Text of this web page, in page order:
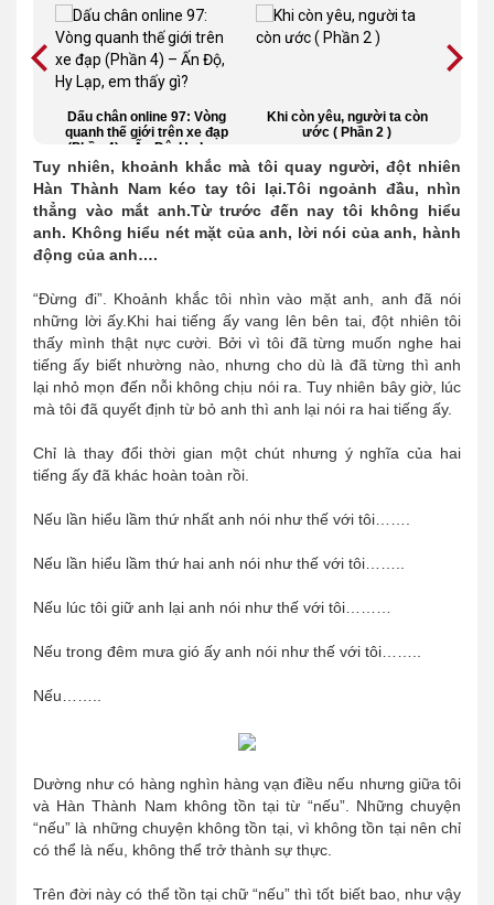
Dấu chân online 97: Vòng
quanh thế giới trên xe đạp
(Phần 4) – Ấn Độ, Hy Lạp,
em thấy gì?
Khi còn yêu, người ta còn
ước ( Phần 2 )
Tuy nhiên, khoảnh khắc mà tôi quay người, đột nhiên
Hàn Thành Nam kéo tay tôi lại.Tôi ngoảnh đầu, nhìn
thẳng vào mắt anh.Từ trước đến nay tôi không hiểu
anh. Không hiểu nét mặt của anh, lời nói của anh, hành
động của anh….
“Đừng đi”. Khoảnh khắc tôi nhìn vào mặt anh, anh đã nói
những lời ấy.Khi hai tiếng ấy vang lên bên tai, đột nhiên tôi
thấy mình thật nực cười. Bởi vì tôi đã từng muốn nghe hai
tiếng ấy biết nhường nào, nhưng cho dù là đã từng thì anh
lại nhỏ mọn đến nỗi không chịu nói ra. Tuy nhiên bây giờ, lúc
mà tôi đã quyết định từ bỏ anh thì anh lại nói ra hai tiếng ấy.
Chỉ là thay đổi thời gian một chút nhưng ý nghĩa của hai
tiếng ấy đã khác hoàn toàn rồi.
Nếu lần hiểu lầm thứ nhất anh nói như thế với tôi…….
Nếu lần hiểu lầm thứ hai anh nói như thế với tôi……..
Nếu lúc tôi giữ anh lại anh nói như thế với tôi………
Nếu trong đêm mưa gió ấy anh nói như thế với tôi……..
Nếu……..
Dường như có hàng nghìn hàng vạn điều nếu nhưng giữa tôi
và Hàn Thành Nam không tồn tại từ “nếu”. Những chuyện
“nếu” là những chuyện không tồn tại, vì không tồn tại nên chỉ
có thể là nếu, không thể trở thành sự thực.
Trên đời này có thể tồn tại chữ “nếu” thì tốt biết bao, như vậy